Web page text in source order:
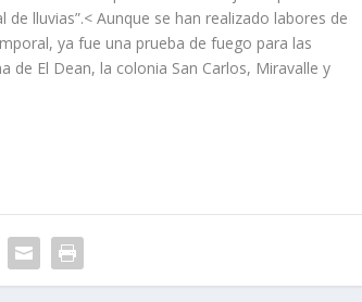
lluvias”.< Aunque se han realizado labores de
ya fue una prueba de fuego para las
de El Dean, la colonia San Carlos, Miravalle y